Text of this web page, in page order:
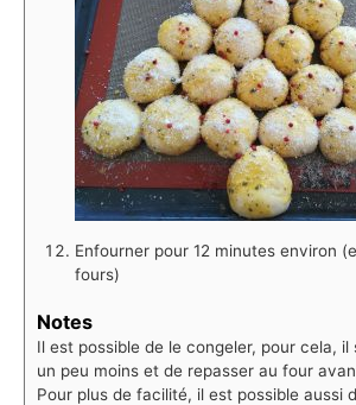
Enfourner pour 12 minutes environ
fours)
Notes
Il est possible de le congeler, pour cela,
un peu moins et de repasser au four
Pour plus de facilité, il est possible aussi